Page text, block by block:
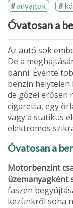
anyagok
Óvatosan a
Az autó sok
De a
bánni. Évente
benzin helytelen
de gőzei erősen
cigaretta, egy
vagy a statikus
elektromos
Óvatosan a
Motorbenzint
üzemanyagként
faszén
kezünkről soha